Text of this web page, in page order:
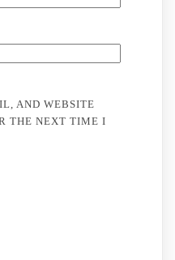
AND WEBSITE
THE NEXT TIME I